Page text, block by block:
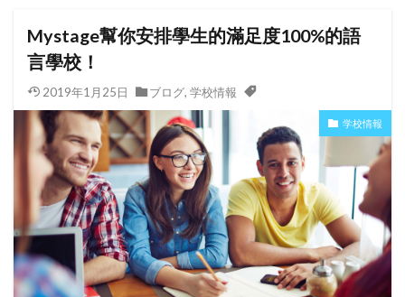
Mystage幫你安排學生的滿足度100%的語
言學校！
2019年1月25日 ブログ, 学校情報
学校情報